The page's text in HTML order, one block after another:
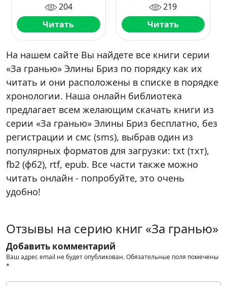
204
Читать
219
Читать
На нашем сайте Вы найдете все книги серии
«За гранью» Элины Бриз по порядку как их
читать и они расположены в списке в порядке
хронологии. Наша онлайн библиотека
предлагает всем желающим скачать книги из
серии «За гранью» Элины Бриз бесплатно, без
регистрации и смс (sms), выбрав один из
популярных форматов для загрузки: txt (тхт),
fb2 (фб2), rtf, epub. Все части также можно
читать онлайн - попробуйте, это очень
удобно!
Отзывы на серию книг «За гранью»
Добавить комментарий
Ваш адрес email не будет опубликован.Обязательные поля помечены
*